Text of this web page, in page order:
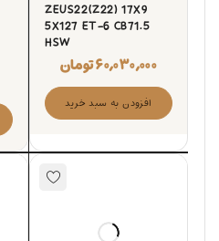
ZEUS22(Z22) 17X9
5X127 ET-6 CB71.5
HSW
۶۰,۰۳۰,۰۰۰تومان
افزودن به سبد خرید